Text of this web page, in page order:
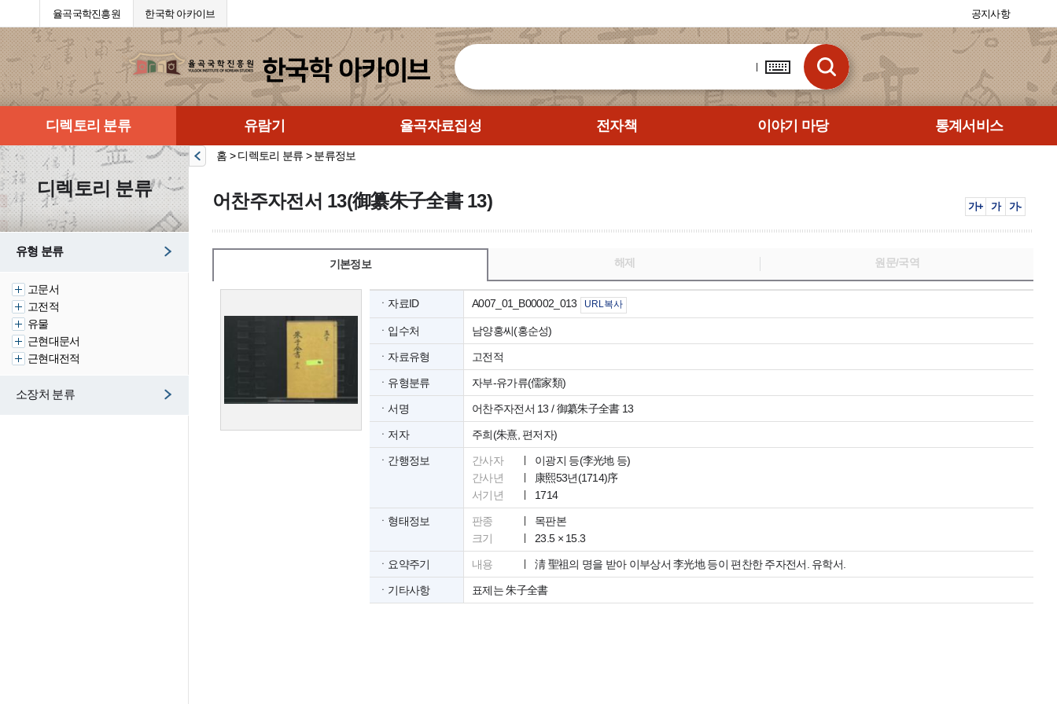
율곡국학진흥원 한국학 아카이브 공지사항
디렉토리 분류 유람기 율곡자료집성 전자책 이야기 마당 통계서비스
디렉토리 분류
유형 분류
고문서
고전적
유물
근현대문서
근현대전적
소장처 분류
홈 > 디렉토리 분류 > 분류정보
어찬주자전서 13(御纂朱子全書 13) 가+ 가 가-
기본정보 해제 원문/국역
ㆍ자료ID A007_01_B00002_013 URL복사
ㆍ입수처 남양홍씨(홍순성)
ㆍ자료유형 고전적
ㆍ유형분류 자부-유가류(儒家類)
ㆍ서명 어찬주자전서 13 / 御纂朱子全書 13
ㆍ저자 주희(朱熹, 편저자)
ㆍ간행정보 간사자
이광지 등(李光地 등)
간사년
康熙53년(1714)序
서기년
1714
ㆍ형태정보 판종
목판본
크기
23.5 × 15.3
ㆍ요약주기 내용 淸 聖祖의 명을 받아 이부상서 李光地 등이 편찬한 주자전서. 유학서.
ㆍ기타사항 표제는 朱子全書